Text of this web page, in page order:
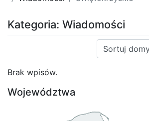
Kategoria: Wiadomości
Sortuj:
Brak wpisów.
Województwa